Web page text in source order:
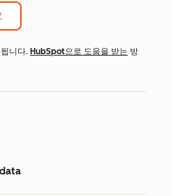
니다. HubSpot으로 도움을 받는 방